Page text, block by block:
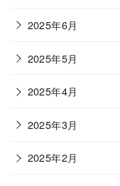
2025年6月
2025年5月
2025年4月
2025年3月
2025年2月